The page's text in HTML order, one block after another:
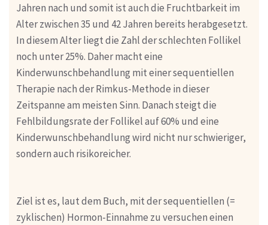
Jahren nach und somit ist auch die Fruchtbarkeit im
Alter zwischen 35 und 42 Jahren bereits herabgesetzt.
In diesem Alter liegt die Zahl der schlechten Follikel
noch unter 25%. Daher macht eine
Kinderwunschbehandlung mit einer sequentiellen
Therapie nach der Rimkus-Methode in dieser
Zeitspanne am meisten Sinn. Danach steigt die
Fehlbildungsrate der Follikel auf 60% und eine
Kinderwunschbehandlung wird nicht nur schwieriger,
sondern auch risikoreicher.
Ziel ist es, laut dem Buch, mit der sequentiellen (=
zyklischen) Hormon-Einnahme zu versuchen einen